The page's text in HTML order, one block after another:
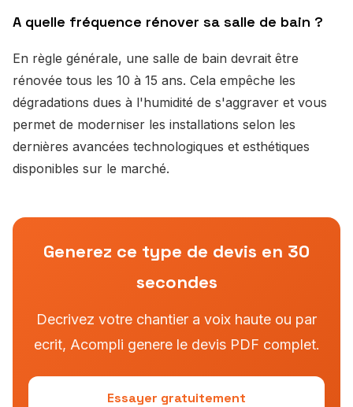
A quelle fréquence rénover sa salle de bain ?
En règle générale, une salle de bain devrait être
rénovée tous les 10 à 15 ans. Cela empêche les
dégradations dues à l'humidité de s'aggraver et vous
permet de moderniser les installations selon les
dernières avancées technologiques et esthétiques
disponibles sur le marché.
Generez ce type de devis en 30
secondes
Decrivez votre chantier a voix haute ou par
ecrit, Acompli genere le devis PDF complet.
Essayer gratuitement